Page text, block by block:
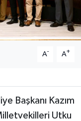
A- A+
Başkanı Kazım
Utku